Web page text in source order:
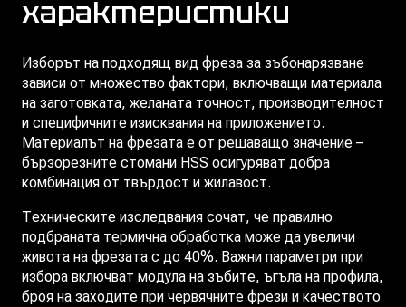
характеристики
Изборът на подходящ вид фреза за зъбонарязване
зависи от множество фактори, включващи материала
на заготовката, желаната точност, производителност
и специфичните изисквания на приложението.
Материалът на фрезата е от решаващо значение –
бързорезните стомани HSS осигуряват добра
комбинация от твърдост и жилавост.
Техническите изследвания сочат, че правилно
подбраната термична обработка може да увеличи
живота на фрезата с до 40%. Важни параметри при
избора включват модула на зъбите, ъгъла на профила,
броя на заходите при червячните фрези и качеството